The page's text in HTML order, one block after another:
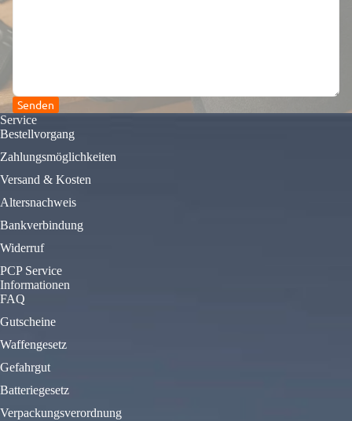
Senden
Service
Bestellvorgang
Zahlungsmöglichkeiten
Versand & Kosten
Altersnachweis
Bankverbindung
Widerruf
PCP Service
Informationen
FAQ
Gutscheine
Waffengesetz
Gefahrgut
Batteriegesetz
Verpackungsverordnung